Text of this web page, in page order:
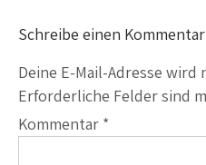
Schreibe einen Kommentar
Deine E-Mail-Adresse
Erforderliche Felder sind
Kommentar *